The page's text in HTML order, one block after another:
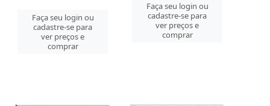
Faça seu login ou
cadastre-se para
ver preços e
comprar
Faça seu login ou
cadastre-se para
ver preços e
comprar